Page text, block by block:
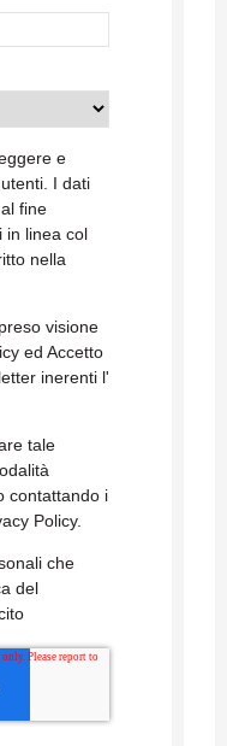
e
I dati
fine
in linea col
nella
visione
ed Accetto
inerenti l'
tale
contattando i
Policy.
che
del